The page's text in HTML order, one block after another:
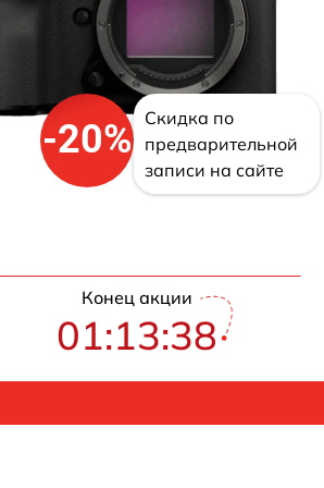
-20%
Скидка по
предварительной
записи на сайте
Конец акции
01:13:38